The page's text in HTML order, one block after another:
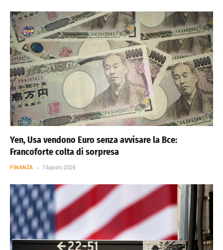
Yen, Usa vendono Euro senza avvisare la Bce:
Francoforte colta di sorpresa
FINANZA 7 Agosto 2026